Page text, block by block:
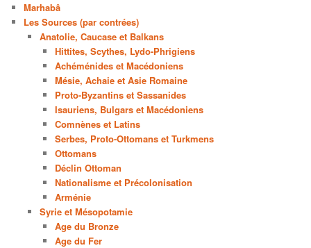
Marhabâ
Les Sources (par contrées)
Anatolie, Caucase et Balkans
Hittites, Scythes, Lydo-Phrigiens
Achéménides et Macédoniens
Mésie, Achaie et Asie Romaine
Proto-Byzantins et Sassanides
Isauriens, Bulgars et Macédoniens
Comnènes et Latins
Serbes, Proto-Ottomans et Turkmens
Ottomans
Déclin Ottoman
Nationalisme et Précolonisation
Arménie
Syrie et Mésopotamie
Age du Bronze
Age du Fer